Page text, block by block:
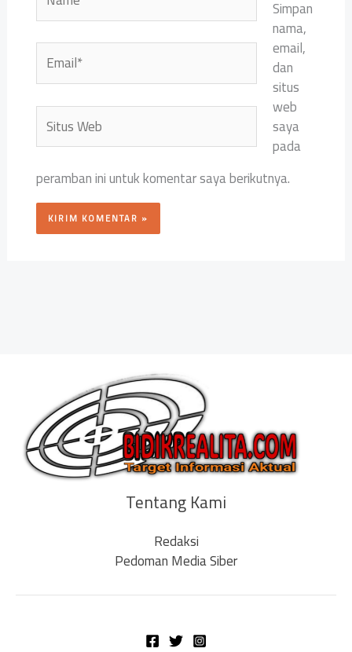
Email*
Situs
Web
Simpan
nama,
email,
dan
situs
web
saya
pada
peramban ini untuk komentar saya berikutnya.
Tentang Kami
Redaksi
Pedoman Media Siber